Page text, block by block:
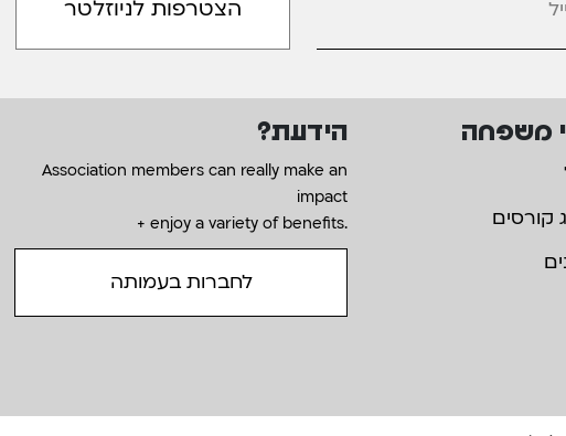
משפחה
קורסים
הידעת?
Association members can really make an
impact
+ enjoy a variety of benefits.
לחברות בעמותה